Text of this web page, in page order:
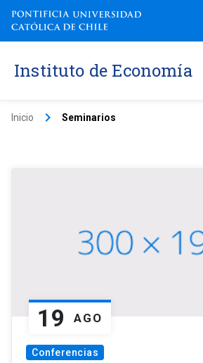
Instituto de Economía
Inicio keyboard_arrow_right Seminarios
19 AGO
Conferencias